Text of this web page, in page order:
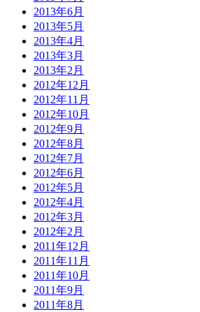
2013年6月
2013年5月
2013年4月
2013年3月
2013年2月
2012年12月
2012年11月
2012年10月
2012年9月
2012年8月
2012年7月
2012年6月
2012年5月
2012年4月
2012年3月
2012年2月
2011年12月
2011年11月
2011年10月
2011年9月
2011年8月